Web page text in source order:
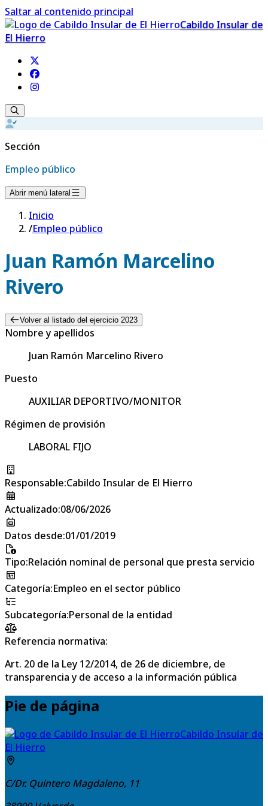
Saltar al contenido principal
Cabildo Insular de
El Hierro
Sección
Empleo público
Abrir menú lateral
Inicio
/Empleo público
Juan Ramón Marcelino
Rivero
Volver al listado del ejercicio 2023
Nombre y apellidos
Juan Ramón Marcelino Rivero
Puesto
AUXILIAR DEPORTIVO/MONITOR
Régimen de provisión
LABORAL FIJO
Responsable:Cabildo Insular de El Hierro
Actualizado:08/06/2026
Datos desde:01/01/2019
Tipo:Relación nominal de personal que presta servicio
Categoría:Empleo en el sector público
Subcategoría:Personal de la entidad
Referencia normativa:
Art. 20 de la Ley 12/2014, de 26 de diciembre, de
transparencia y de acceso a la información pública
Pie de página
Cabildo Insular de
El Hierro
C/Dr. Quintero Magdaleno, 11